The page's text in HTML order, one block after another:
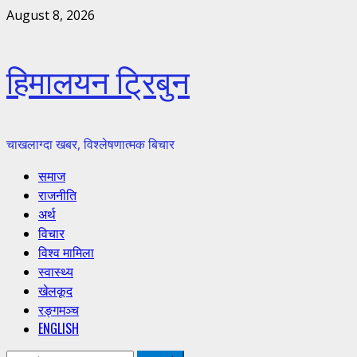
Skip
August 8, 2026
हिमालयन ट्रिबुन
चाखलाग्दा खबर, विश्लेषणात्मक बिचार
Primary
Menu
समाज
राजनीति
अर्थ
विचार
विश्व मामिला
स्वास्थ्य
खेलकूद
रङ्गमञ्च
ENGLISH